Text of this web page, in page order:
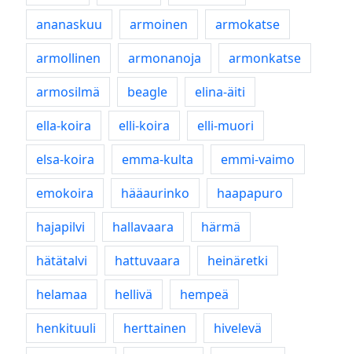
ananaskuu
armoinen
armokatse
armollinen
armonanoja
armonkatse
armosilmä
beagle
elina-äiti
ella-koira
elli-koira
elli-muori
elsa-koira
emma-kulta
emmi-vaimo
emokoira
hääaurinko
haapapuro
hajapilvi
hallavaara
härmä
hätätalvi
hattuvaara
heinäretki
helamaa
hellivä
hempeä
henkituuli
herttainen
hivelevä